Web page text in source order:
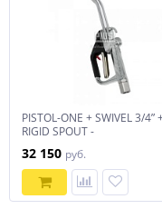
PISTOL-ONE + SWIVEL 3/4”
RIGID SPOUT -
для масла (жесткий носик)
32 150 руб.